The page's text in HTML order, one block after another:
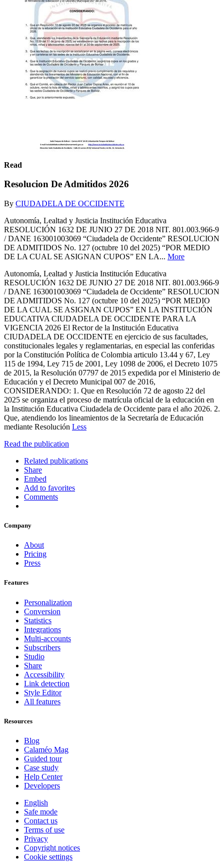
Read
Resolucion De Admitidos 2026
By CIUDADELA DE OCCIDENTE
Autonomía, Lealtad y Justicia Institución Educativa
RESOLUCIÓN 1632 DE JUNIO 27 DE 2018 NIT. 801.003.966-9
/ DANE 163001003069 “Ciudadela de Occidente” RESOLUCION
DE ADMITIDOS No. 127 (octubre 10 del 2025) “POR MEDIO
DE LA CUAL SE ASIGNAN CUPOS” EN LA... More
Autonomía, Lealtad y Justicia Institución Educativa
RESOLUCIÓN 1632 DE JUNIO 27 DE 2018 NIT. 801.003.966-9
/ DANE 163001003069 “Ciudadela de Occidente” RESOLUCION
DE ADMITIDOS No. 127 (octubre 10 del 2025) “POR MEDIO
DE LA CUAL SE ASIGNAN CUPOS” EN LA INSTITUCIÓN
EDUCATIVA CIUDADELA DE OCCIDENTE PARA LA
VIGENCIA 2026 El Rector de la Institución Educativa
CIUDADELA DE OCCIDENTE en ejercicio de sus facultades,
constitucionales legales y reglamentarias, en especial las conferidas
por la Constitución Política de Colombia articulo 13.44 y 67, Ley
115 de 1994, Ley 715 de 2001, Ley 1098 de 2006, el Decreto 1075
de 2015, la Resolución 07797 de 2015 expedida por el Ministerio de
Educación y el Decreto Municipal 007 de 2016,
CONSIDERANDO: 1. Que en Resolución 72 de agosto 22 del
2025 se organiza el proceso de matrícula oficial de la educación en
la Institución Educativa Ciudadela de Occidente para el año 2026. 2.
Que, atendiendo los lineamientos de la Secretaría de Educación
mediante Resolución Less
Read the publication
Related publications
Share
Embed
Add to favorites
Comments
Company
About
Pricing
Press
Features
Personalization
Conversion
Statistics
Integrations
Multi-accounts
Subscribers
Studio
Share
Accessibility
Link detection
Style Editor
All features
Resources
Blog
Calaméo Mag
Guided tour
Case study
Help Center
Developers
English
Safe mode
Contact us
Terms of use
Privacy
Copyright notices
Cookie settings